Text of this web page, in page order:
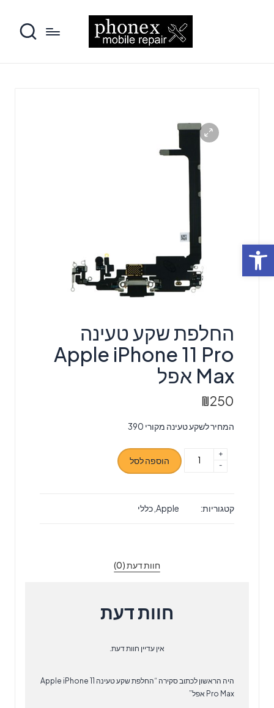
פתח סרגל נגישות
החלפת שקע טעינה
Apple iPhone 11 Pro
Max אפל
₪250
המחיר לשקע טעינה מקורי 390
כמות
טעינה
-
+
הוספה לסל
קטגוריות: Apple כללי
חוות דעת (0)
חוות דעת
אין עדיין חוות דעת.
היה הראשון לכתוב סקירה “החלפת שקע טעינה Apple iPhone 11
Pro Max אפל”